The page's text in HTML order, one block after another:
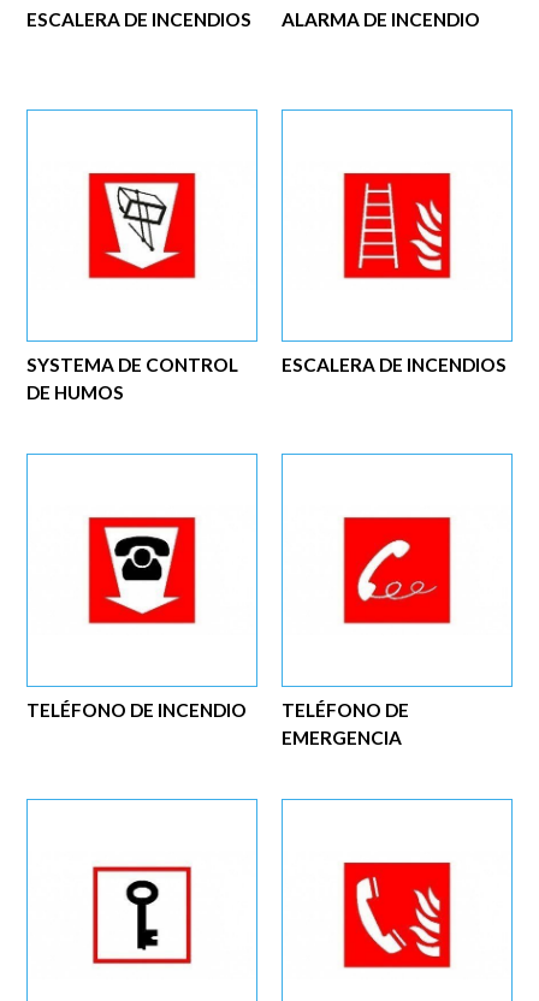
ALARMA DE INCENDIO
ESCALERA DE INCENDIOS
ESCALERA DE INCENDIOS
SYSTEMA DE CONTROL
DE HUMOS
TELÉFONO DE
EMERGENCIA
TELÉFONO DE INCENDIO